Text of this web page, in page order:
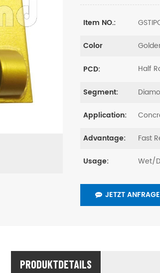
Item NO.:
Color
PCD: Half
Segment:
Application:
Advantage: Fast
Usage: Wet/
JETZT
PRODUKTDETAILS